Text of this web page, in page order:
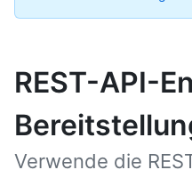
REST-API-
Verwende die